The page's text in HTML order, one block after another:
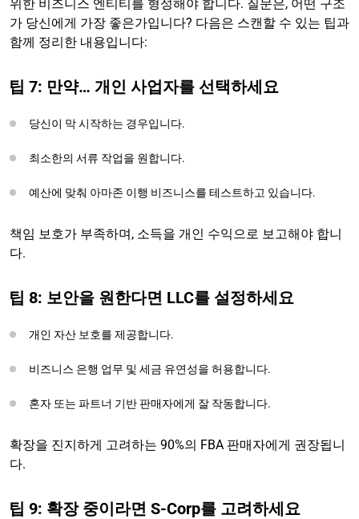
위한 비즈니스 엔티티를 형성해야 합니다. 질문은, 어떤 구조
가 당신에게 가장 좋은가입니다? 다음은 스캔할 수 있는 팁과
함께 정리한 내용입니다:
팁 7: 만약… 개인 사업자를 선택하세요
당신이 막 시작하는 경우입니다.
최소한의 서류 작업을 원합니다.
예산에 맞춰 아마존 이행 비즈니스를 테스트하고 있습니다.
책임 보호가 부족하며, 소득을 개인 수익으로 보고해야 합니
다.
팁 8: 보안을 원한다면 LLC를 설정하세요
개인 자산 보호를 제공합니다.
비즈니스 은행 업무 및 세금 유연성을 허용합니다.
혼자 또는 파트너 기반 판매자에게 잘 작동합니다.
확장을 진지하게 고려하는 90%의 FBA 판매자에게 권장됩니
다.
팁 9: 확장 중이라면 S-Corp를 고려하세요